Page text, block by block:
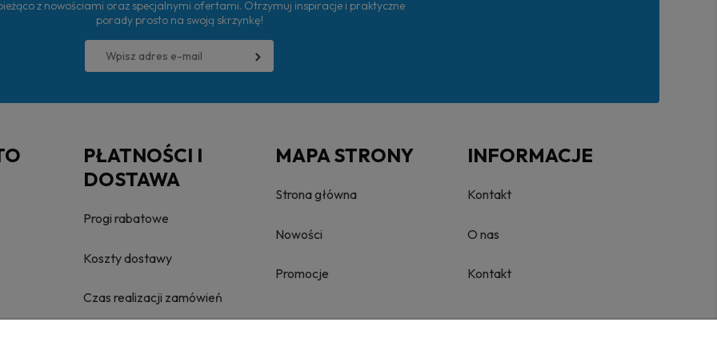
z nowościami oraz specjalnymi ofertami. Otrzymuj inspiracje i praktyczne
porady prosto na swoją skrzynkę!
PŁATNOŚCI I
DOSTAWA
Progi rabatowe
Koszty dostawy
Czas realizacji zamówień
MAPA STRONY
Strona główna
Nowości
Promocje
INFORMACJE
Kontakt
O nas
Kontakt